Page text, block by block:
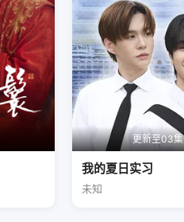
更新至03集
我的夏日实习
未知